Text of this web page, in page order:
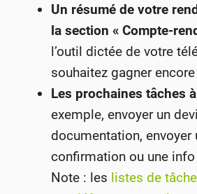
Un résumé de votre
la section « Compte-
l’outil dictée de votre
souhaitez gagner
Les prochaines tâches
exemple, envoyer un
documentation, envoyer
confirmation ou une
Note : les listes de